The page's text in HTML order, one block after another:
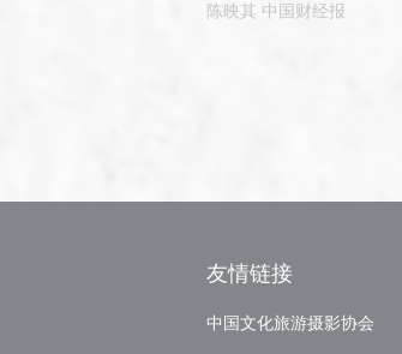
的午后，我们驱车前往
陈映其 中国财经报
友情链接
中国文化旅游摄影协会